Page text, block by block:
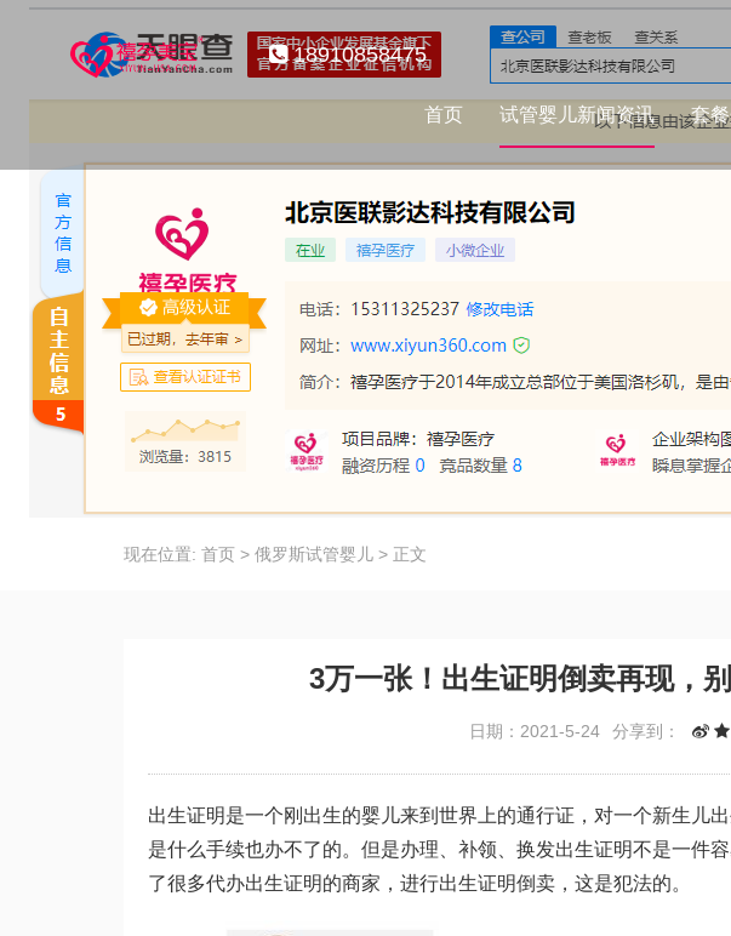
18910858475
首页 试管婴儿新闻资讯 套
现在位置: 首页 > 俄罗斯试管婴儿 > 正文
3万一张！出生证明倒卖再现，
日期：2021-5-24 分享到：
出生证明是一个刚出生的婴儿来到世界上的通行证，对一个新生儿
是什么手续也办不了的。但是办理、补领、换发出生证明不是一件
了很多代办出生证明的商家，进行出生证明倒卖，这是犯法的。